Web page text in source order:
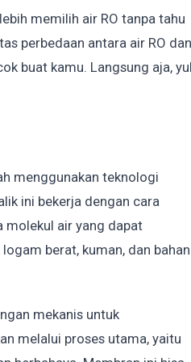
memilih air RO tanpa tahu
perbedaan antara air RO
buat kamu. Langsung aja,
menggunakan teknologi
ini bekerja dengan cara
molekul air yang dapat
berat, kuman, dan bahan
mekanis untuk
melalui proses utama, yaitu